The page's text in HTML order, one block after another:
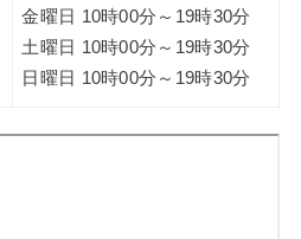
金曜日 10時00分～19時30分
土曜日 10時00分～19時30分
日曜日 10時00分～19時30分